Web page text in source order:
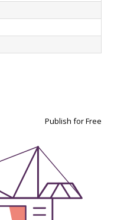
Publish for Free